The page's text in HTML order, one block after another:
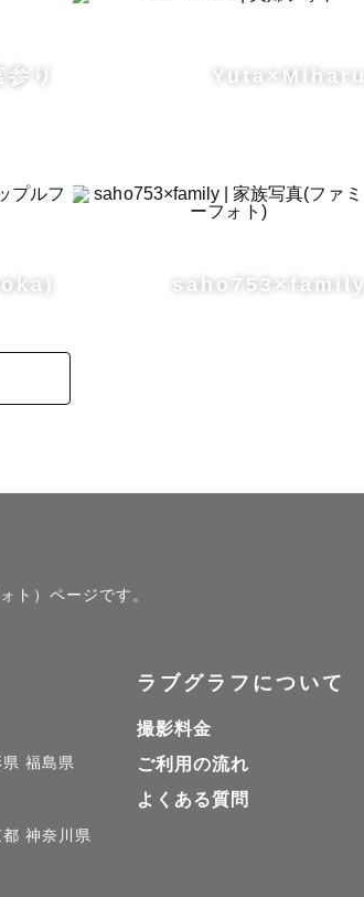
参り Yuta×Miharu
saho753×family
ト）ページです。
福島県
神奈川県
ラブグラフについて
撮影料金
ご利用の流れ
よくある質問